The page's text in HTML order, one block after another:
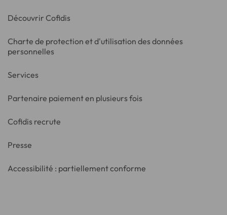
Découvrir Cofidis
Charte de protection et d'utilisation des données
personnelles
Services
Partenaire paiement en plusieurs fois
Cofidis recrute
Presse
Accessibilité : partiellement conforme